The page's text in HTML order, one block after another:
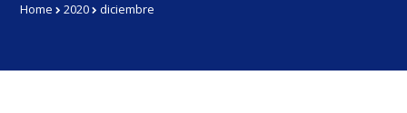
Home 2020 diciembre